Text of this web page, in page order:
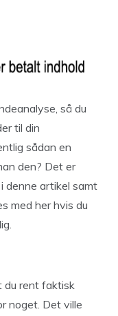
så du
til din
sådan en
den? Det er
denne artikel samt
med her hvis du
du rent faktisk
noget. Det ville